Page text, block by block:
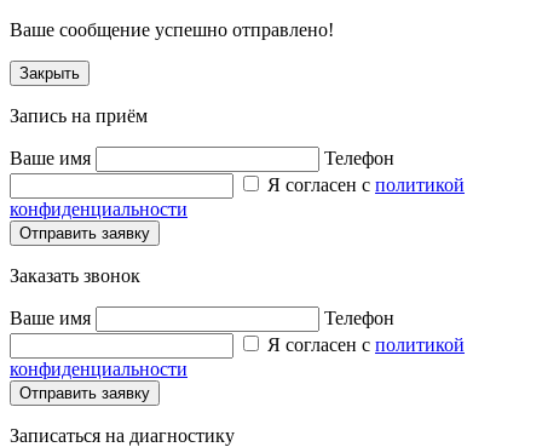
Ваше сообщение успешно отправлено!
Закрыть
Запись на приём
Ваше имя
Телефон
Я согласен с политикой
конфиденциальности
Заказать звонок
Ваше имя
Телефон
Я согласен с политикой
конфиденциальности
Записаться на диагностику